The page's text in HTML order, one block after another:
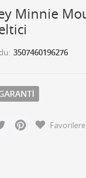
Minnie
3507460196276
Twitter Pinterest